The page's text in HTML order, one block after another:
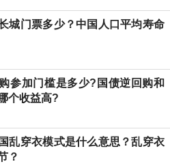
城门票多少？中国人口平均寿命
参加门槛是多少?国债逆回购和
个收益高?
乱穿衣模式是什么意思？乱穿衣
？